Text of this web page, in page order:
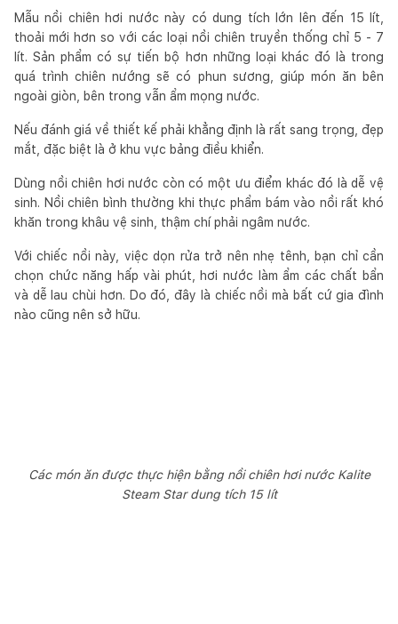
Mẫu nồi chiên hơi nước này có dung tích lớn lên đến 15 lít,
thoải mới hơn so với các loại nồi chiên truyền thống chỉ 5 - 7
lít. Sản phẩm có sự tiến bộ hơn những loại khác đó là trong
quá trình chiên nướng sẽ có phun sương, giúp món ăn bên
ngoài giòn, bên trong vẫn ẩm mọng nước.
Nếu đánh giá về thiết kế phải khẳng định là rất sang trọng, đẹp
mắt, đặc biệt là ở khu vực bảng điều khiển.
Dùng nồi chiên hơi nước còn có một ưu điểm khác đó là dễ vệ
sinh. Nồi chiên bình thường khi thực phẩm bám vào nồi rất khó
khăn trong khâu vệ sinh, thậm chí phải ngâm nước.
Với chiếc nồi này, việc dọn rửa trở nên nhẹ tênh, bạn chỉ cần
chọn chức năng hấp vài phút, hơi nước làm ẩm các chất bẩn
và dễ lau chùi hơn. Do đó, đây là chiếc nồi mà bất cứ gia đình
nào cũng nên sở hữu.
Các món ăn được thực hiện bằng nồi chiên hơi nước Kalite
Steam Star dung tích 15 lít